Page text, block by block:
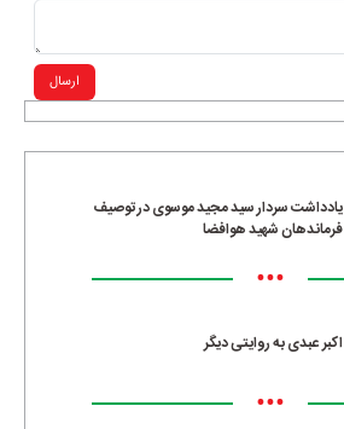
یادداشت سردار سید مجید موسوی در توصیف
فرماندهان شهید هوافضا
•••
اکبر عبدی به روایتی دیگر
•••
ارسال